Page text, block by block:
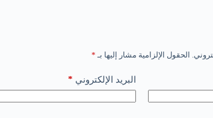
الحقول الإلزامية مشار إليها بـ *
البريد الإلكتروني *